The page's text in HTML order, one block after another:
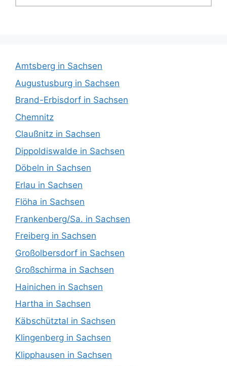
Amtsberg in Sachsen
Augustusburg in Sachsen
Brand-Erbisdorf in Sachsen
Chemnitz
Claußnitz in Sachsen
Dippoldiswalde in Sachsen
Döbeln in Sachsen
Erlau in Sachsen
Flöha in Sachsen
Frankenberg/Sa. in Sachsen
Freiberg in Sachsen
Großolbersdorf in Sachsen
Großschirma in Sachsen
Hainichen in Sachsen
Hartha in Sachsen
Käbschütztal in Sachsen
Klingenberg in Sachsen
Klipphausen in Sachsen